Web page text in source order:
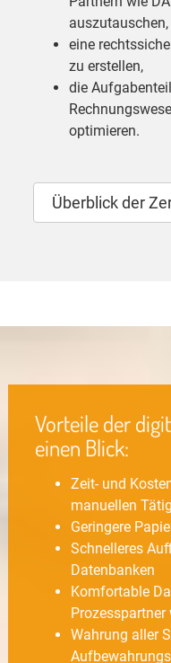
auszutauschen,
eine
zu erstellen,
die
optimieren.
Überblick der
Vorteile der
einen Blick:
Zeit- und
manuellen
Geringere
Schnelleres
Datenbanken
Komfortable
Prozesspartner
Wahrung aller